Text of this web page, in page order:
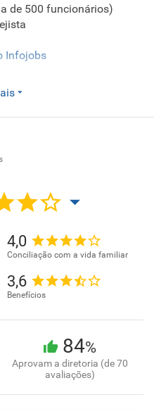
de 500 funcionários)
Infojobs
4,0
Conciliação com a vida familiar
3,6
Benefícios
84%
Aprovam a diretoria (de 70
avaliações)